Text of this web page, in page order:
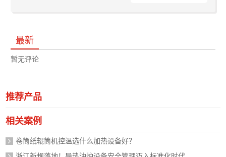
最新
暂无评论
推荐产品
相关案例
卷筒纸辊筒机控温选什么加热设备好？